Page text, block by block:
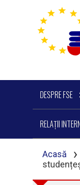
DESPRE FSE
RELAȚII
Acasă ›